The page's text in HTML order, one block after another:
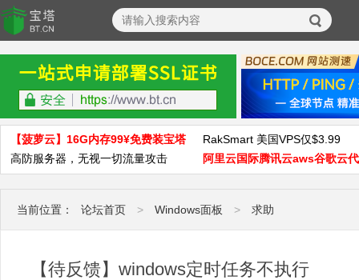
【菠萝云】16G内存99¥免费装宝塔
RakSmart 美国VPS仅$3.99
高防服务器，无视一切流量攻击
阿里云国际腾讯云aws谷歌云
当前位置： 论坛首页 > Windows面板 > 求助
【待反馈】windows定时任务不执行